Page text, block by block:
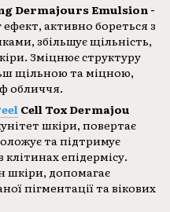
Dermajours Emulsion -
активно бореться з
збільшує щільність,
Зміцнює структуру
щільною та міцною,
обличчя.
Cell Tox Dermajou
шкіри, повертає
та підтримує
епідермісу.
шкіри, допомагає
пігментації та вікових